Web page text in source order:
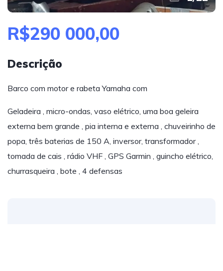
R$290 000,00
Descrição
Barco com motor e rabeta Yamaha com
Geladeira , micro-ondas, vaso elétrico, uma boa geleira
externa bem grande , pia interna e externa , chuveirinho de
popa, três baterias de 150 A, inversor, transformador ,
tomada de cais , rádio VHF , GPS Garmin , guincho elétrico,
churrasqueira , bote , 4 defensas